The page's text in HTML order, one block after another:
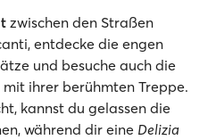
zwischen den Straßen
entdecke die engen
und besuche auch die
mit ihrer berühmten Treppe.
kannst du gelassen die
während dir eine Delizia